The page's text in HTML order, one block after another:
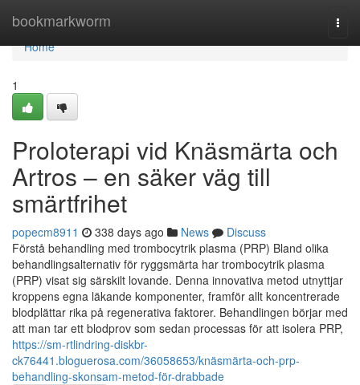
bookmarkworm
Home
Home
1
Proloterapi vid Knäsmärta och
Artros – en säker väg till
smärtfrihet
popecm8911 338 days ago News
Discuss
Förstå behandling med trombocytrik plasma (PRP) Bland olika
behandlingsalternativ för ryggsmärta har trombocytrik plasma
(PRP) visat sig särskilt lovande. Denna innovativa metod utnyttjar
kroppens egna läkande komponenter, framför allt koncentrerade
blodplättar rika på regenerativa faktorer. Behandlingen börjar med
att man tar ett blodprov som sedan processas för att isolera PRP,
https://sm-rtlindring-diskbr-
ck76441.bloguerosa.com/36058653/knäsmärta-och-prp-
behandling-skonsam-metod-för-drabbade